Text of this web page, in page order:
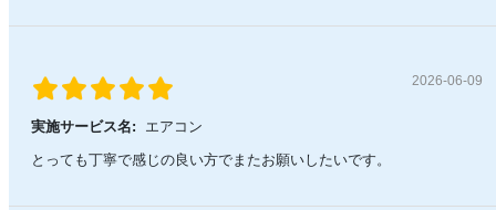
2026-06-09
実施サービス名:
エアコン
とっても丁寧で感じの良い方でまたお願いしたいです。